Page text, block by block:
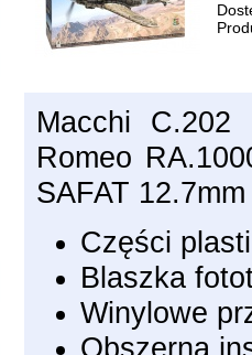
Macchi
Romeo
SAFAT
Części
Blaszka
Winylowe
Obszerna